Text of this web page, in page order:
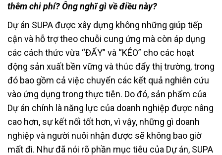
thêm chi phí? Ông nghĩ gì về điều này?
Dự án SUPA được xây dựng không những giúp tiếp
cận và hỗ trợ theo chuỗi cung ứng mà còn áp dụng
các cách thức vừa “ĐẨY” và “KÉO” cho các hoạt
động sản xuất bền vững và thúc đẩy thị trường, trong
đó bao gồm cả việc chuyển các kết quả nghiên cứu
vào ứng dụng trong thực tiễn. Do đó, sản phẩm của
Dự án chính là năng lực của doanh nghiệp được nâng
cao hơn, sự kết nối tốt hơn, vì vậy, những gì doanh
nghiệp và người nuôi nhận được sẽ không bao giờ
mất đi. Như đã nói rõ phần mục tiêu của Dự án, SUPA